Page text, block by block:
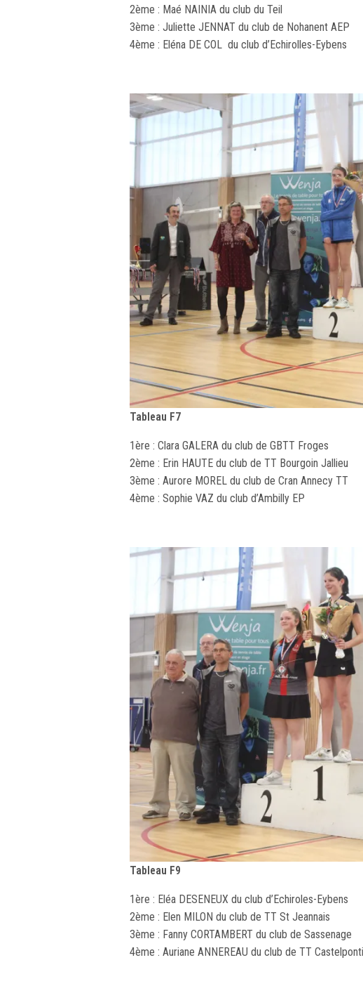
2ème : Maé NAINIA du club du Teil
3ème : Juliette JENNAT du club de Nohanent AEP
4ème : Eléna DE COL du club d’Echirolles-Eybens
Tableau F7
1ère : Clara GALERA du club de GBTT Froges
2ème : Erin HAUTE du club de TT Bourgoin Jallieu
3ème : Aurore MOREL du club de Cran Annecy TT
4ème : Sophie VAZ du club d’Ambilly EP
Tableau F9
1ère : Eléa DESENEUX du club d’Echiroles-Eybens
2ème : Elen MILON du club de TT St Jeannais
3ème : Fanny CORTAMBERT du club de Sassenage
4ème : Auriane ANNEREAU du club de TT